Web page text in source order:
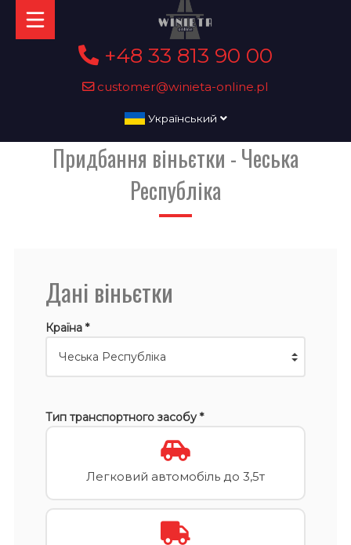
+48 33 813 90 00
customer@winieta-online.pl
Український
Придбання віньєтки - Чеська
Республіка
Дані віньєтки
Країна *
Тип транспортного засобу *
Легковий автомобіль до 3,5т